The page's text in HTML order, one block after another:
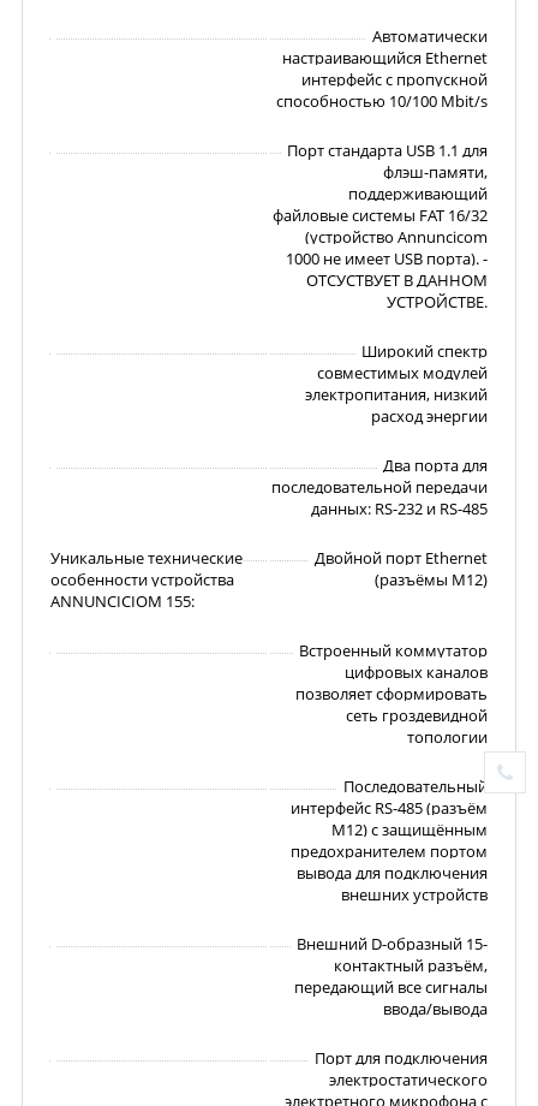
Автоматически
настраивающийся Ethernet
интерфейс с пропускной
способностью 10/100 Mbit/s
Порт стандарта USB 1.1 для
флэш-памяти,
поддерживающий
файловые системы FAT 16/32
(устройство Annuncicom
1000 не имеет USB порта). -
ОТСУСТВУЕТ В ДАННОМ
УСТРОЙСТВЕ.
Широкий спектр
совместимых модулей
электропитания, низкий
расход энергии
Два порта для
последовательной передачи
данных: RS-232 и RS-485
Уникальные технические
особенности устройства
ANNUNCICIOM 155:
Двойной порт Ethernet
(разъёмы M12)
Встроенный коммутатор
цифровых каналов
позволяет сформировать
сеть гроздевидной
топологии
Последовательный
интерфейс RS-485 (разъём
M12) с защищённым
предохранителем портом
вывода для подключения
внешних устройств
Внешний D-образный 15-
контактный разъём,
передающий все сигналы
ввода/вывода
Порт для подключения
электростатического